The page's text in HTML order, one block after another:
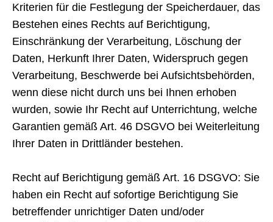
Kriterien für die Festlegung der Speicherdauer, das
Bestehen eines Rechts auf Berichtigung,
Einschränkung der Verarbeitung, Löschung der
Daten, Herkunft Ihrer Daten, Widerspruch gegen
Verarbeitung, Beschwerde bei Aufsichtsbehörden,
wenn diese nicht durch uns bei Ihnen erhoben
wurden, sowie Ihr Recht auf Unterrichtung, welche
Garantien gemäß Art. 46 DSGVO bei Weiterleitung
Ihrer Daten in Drittländer bestehen.
Recht auf Berichtigung gemäß Art. 16 DSGVO: Sie
haben ein Recht auf sofortige Berichtigung Sie
betreffender unrichtiger Daten und/oder